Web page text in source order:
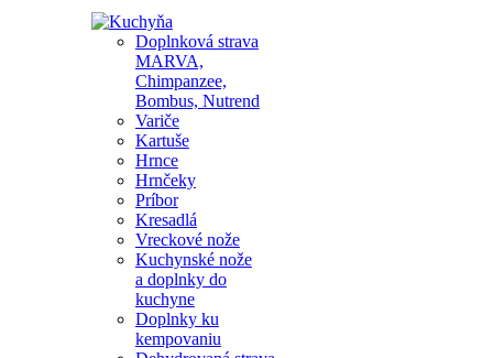
Doplnková strava
MARVA,
Chimpanzee,
Bombus, Nutrend
Variče
Kartuše
Hrnce
Hrnčeky
Príbor
Kresadlá
Vreckové nože
Kuchynské nože
a doplnky do
kuchyne
Doplnky ku
kempovaniu